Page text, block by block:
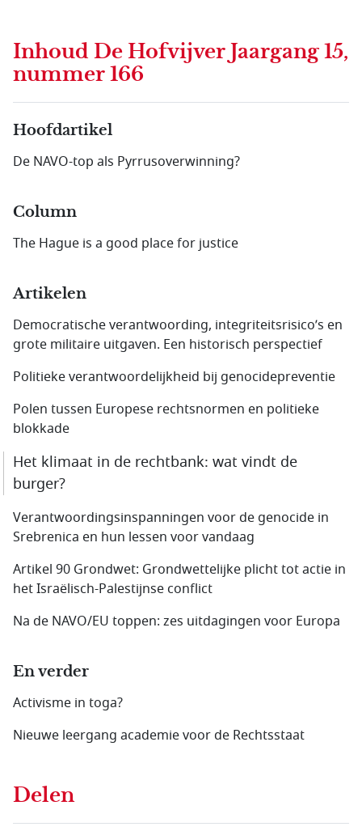
Inhoud De Hofvijver Jaargang 15,
nummer 166
Hoofdartikel
De NAVO-top als Pyrrusoverwinning?
Column
The Hague is a good place for justice
Artikelen
Democratische verantwoording, integriteitsrisico’s en
grote militaire uitgaven. Een historisch perspectief
Politieke verantwoordelijkheid bij genocidepreventie
Polen tussen Europese rechtsnormen en politieke
blokkade
Het klimaat in de rechtbank: wat vindt de
burger?
Verantwoordingsinspanningen voor de genocide in
Srebrenica en hun lessen voor vandaag
Artikel 90 Grondwet: Grondwettelijke plicht tot actie in
het Israëlisch-Palestijnse conflict
Na de NAVO/EU toppen: zes uitdagingen voor Europa
En verder
Activisme in toga?
Nieuwe leergang academie voor de Rechtsstaat
Delen